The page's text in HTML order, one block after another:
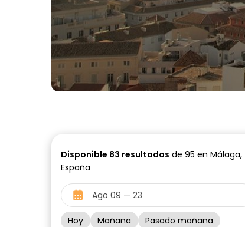
Disponible 83 resultados de 95 en Málaga,
España
Hoy Mañana Pasado mañana